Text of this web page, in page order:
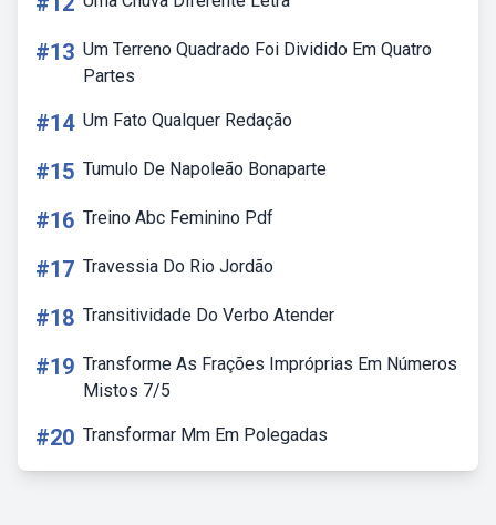
#13 Um Terreno Quadrado Foi Dividido Em Quatro
Partes
#14 Um Fato Qualquer Redação
#15 Tumulo De Napoleão Bonaparte
#16 Treino Abc Feminino Pdf
#17 Travessia Do Rio Jordão
#18 Transitividade Do Verbo Atender
#19 Transforme As Frações Impróprias Em Números
Mistos 7/5
#20 Transformar Mm Em Polegadas